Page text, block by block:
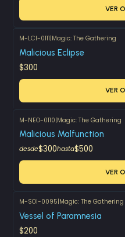
VER
M-LCI-0111|Magic: The Gathering
Malicious Eclipse
$300
VER
M-NEO-0110|Magic: The Gathering
Malicious Malfunction
desde$300hasta$500
VER
M-SOI-0095|Magic: The Gathering
Vessel of Paramnesia
$200